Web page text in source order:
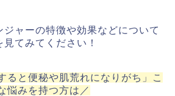
ャーの特徴や効果などについて
てみてください！
ると便秘や肌荒れになりがち」こ
悩みを持つ方は／